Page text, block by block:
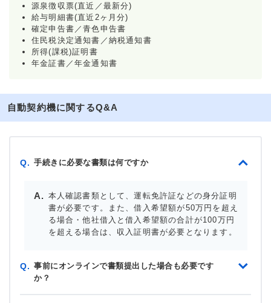
源泉徴収票(直近／最新分)
給与明細書(直近2ヶ月分)
確定申告書／青色申告書
住民税決定通知書／納税通知書
所得(課税)証明書
年金証書／年金通知書
自動契約機に関するQ&A
Q. 手続きに必要な書類は何ですか
本人確認書類として、運転免許証などの身分証明
書が必要です。また、借入希望額が50万円を超え
る場合・他社借入と借入希望額の合計が100万円
を超える場合は、収入証明書が必要となります。
Q. 事前にオンラインで書類提出した場合も必要です
か？